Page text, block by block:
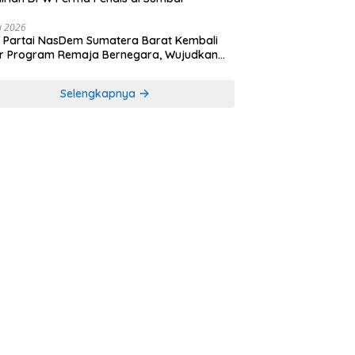
2026
Partai NasDem Sumatera Barat Kembali
Program Remaja Bernegara, Wujudkan
Selengkapnya